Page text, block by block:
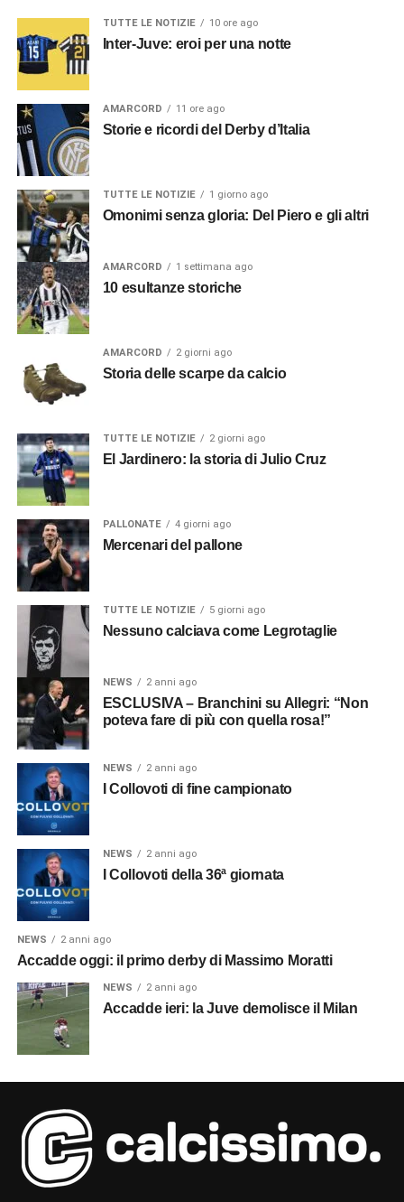
TUTTE LE NOTIZIE 10 ore ago
Inter-Juve: eroi per una notte
AMARCORD 11 ore ago
Storie e ricordi del Derby d’Italia
TUTTE LE NOTIZIE 1 giorno ago
Omonimi senza gloria: Del Piero e gli altri
AMARCORD 1 settimana ago
10 esultanze storiche
AMARCORD 2 giorni ago
Storia delle scarpe da calcio
TUTTE LE NOTIZIE 2 giorni ago
El Jardinero: la storia di Julio Cruz
PALLONATE 4 giorni ago
Mercenari del pallone
TUTTE LE NOTIZIE 5 giorni ago
Nessuno calciava come Legrotaglie
NEWS 2 anni ago
ESCLUSIVA – Branchini su Allegri: “Non
poteva fare di più con quella rosa!”
NEWS 2 anni ago
I Collovoti di fine campionato
NEWS 2 anni ago
I Collovoti della 36ª giornata
NEWS 2 anni ago
Accadde oggi: il primo derby di Massimo Moratti
NEWS 2 anni ago
Accadde ieri: la Juve demolisce il Milan